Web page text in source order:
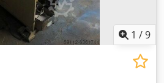
1 /9